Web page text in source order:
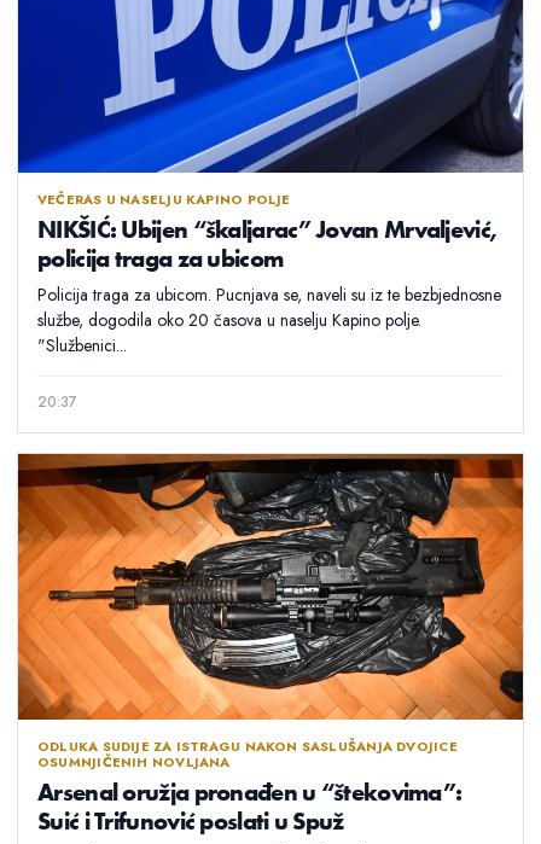
VEČERAS U NASELJU KAPINO POLJE
NIKŠIĆ: Ubijen “škaljarac” Jovan Mrvaljević,
policija traga za ubicom
Policija traga za ubicom. Pucnjava se, naveli su iz te bezbjednosne
službe, dogodila oko 20 časova u naselju Kapino polje.
"Službenici...
20:37
ODLUKA SUDIJE ZA ISTRAGU NAKON SASLUŠANJA DVOJICE
OSUMNJIČENIH NOVLJANA
Arsenal oružja pronađen u “štekovima”:
Suić i Trifunović poslati u Spuž